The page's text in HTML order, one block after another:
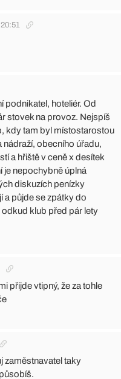
20:51
podnikatel, hoteliér. Od
stovek na provoz. Nejspíš
kdy tam byl místostarostou
nádraží, obecního úřadu,
a hřiště v ceně x desítek
je nepochybně úplná
diskuzích penízky
a půjde se zpátky do
klub před pár lety
přijde vtipný, že za tohle
zaměstnavatel taky